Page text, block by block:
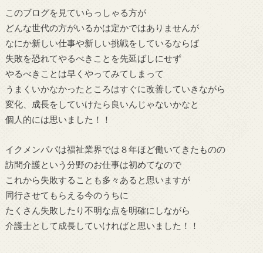
このブログを見ていらっしゃる方が
どんな世代の方がいるかは定かではありませんが
なにか新しい仕事や新しい挑戦をしているならば
失敗を恐れてやるべきことを先延ばしにせず
やるべきことは早くやってみてしまって
うまくいかなかったところはすぐに改善していきながら
変化、成長をしていけたら良いんじゃないかなと
個人的には思いました！！
イクメンパパは福祉業界では８年ほど働いてきたものの
訪問介護という分野のお仕事は初めてなので
これから失敗することも多々あると思いますが
同行させてもらえる今のうちに
たくさん失敗したり不明な点を明確にしながら
介護士として成長していければと思いました！！